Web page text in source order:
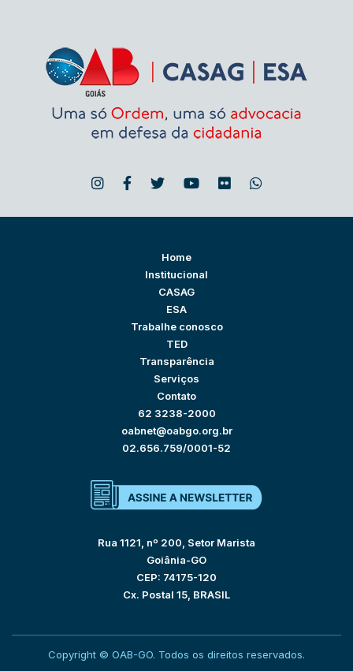
Home
Institucional
CASAG
ESA
Trabalhe conosco
TED
Transparência
Serviços
Contato
62 3238-2000
oabnet@oabgo.org.br
02.656.759/0001-52
Rua 1121, nº 200, Setor Marista
Goiânia-GO
CEP: 74175-120
Cx. Postal 15, BRASIL
Copyright © OAB-GO. Todos os direitos reservados.